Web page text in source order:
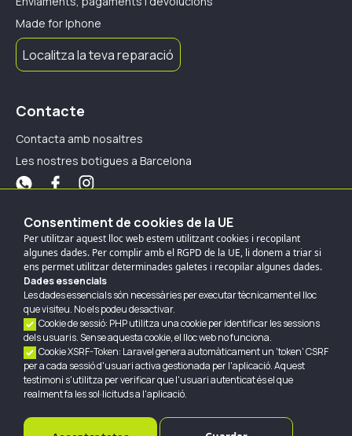
Made for Iphone
Localitza la teva reparació
Contacte
Contacta amb nosaltres
Les nostres botigues a Barcelona
Els nostres mètodes de pagament
Pagaments En línia
Pagaments en botiga
Efectiu
Targeta
SpazioPhone 2022 Drets Reservats
Protecció de dades Cookies
Consentiment de cookies de la UE
Per utilitzar aquest lloc web estem utilitzant cookies i recopilant
algunes dades. Per complir amb el RGPD de la UE, li donem a triar si
ens permet utilitzar determinades galetes i recopilar algunes dades.
Dades essencials
Les dades essencials són necessàries per executar tècnicament el lloc
que visiteu. No els podeu desactivar.
Cookie de sessió: PHP utilitza una cookie per identificar les sessions
dels usuaris. Sense aquesta cookie, el lloc web no funciona.
Cookie XSRF-Token: Laravel genera automàticament un 'token' CSRF
per a cada sessió d'usuari activa gestionada per l'aplicació. Aquest
testimoni s'utilitza per verificar que l'usuari autenticat és el que
realment fa les sol·licituds a l'aplicació.